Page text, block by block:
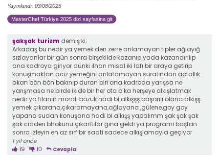
Yayınlandı: 03/08/2025
MasterChef Türkiye 2025 dizi sayfasina git
şakşak turizm demiş ki;
Arkadaş bu nedir ya yemek den zerre anlamayan tipler ağlayığ
sızlayanlar bir gün sonra birşekilde kazanıp yada kazandırılıp
ana kadroya giriyor dünki ilhan misal iki lafı bir araya getirip
konuşmaktan aciz yemeğini anlatamayan suratından aptallık
akan bön bön bakınıp duran biri ana kadroda yarışsa ne
yarışmasa ne birde ikide bir her ota b.ka herşeye alkışlatmak
nedir ya filanın morali bozuk hadi bi alkışşş başarılı olana alkışş
yemek çıkarana,çıkaramayana,ağlayana ,gülene,goy goy
yapana sudan konuşana hadi bi alkışş yapalımm şak şak şak
şak cidden bhokunu çıkarttılar gına geldi ya programı baştan
sonra izleyin en az sırf bir saati sadece alkışlamayla geçiyor
1 yıl önce
19 10 Cevapla